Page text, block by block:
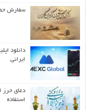
سفارش
ایرانی
دعای حرز
استفاده